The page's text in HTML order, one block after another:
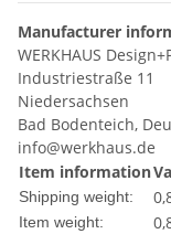
Manufacturer
WERKHAUS
Industriestraße 11
Niedersachsen
Bad Bodenteich,
info@werkhaus.de
Item information
Shipping weight:
Item weight: